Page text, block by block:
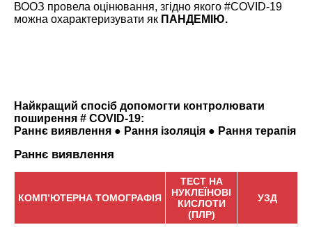
ВООЗ провела оцінювання, згідно якого #COVID-19
можна охарактеризувати як ПАНДЕМІЮ.
Найкращий спосіб допомогти контролювати
поширення # COVID-19:
Раннє виявлення ● Рання ізоляція ● Рання терапія
Раннє виявлення
КОМП’ЮТЕРНА ТОМОГРАФІЯ
ТЕСТ НА
НУКЛЕЇНОВІ
КИСЛОТИ
(ПЛР)
УЗД